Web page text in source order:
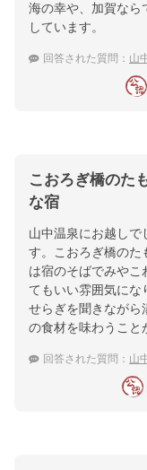
海の幸や、加賀なら
しています。
回答された質問： 山
こおろぎ橋のた
な宿
山中温泉にお越しで
す。こおろぎ橋のた
は宿のそばでみやこ
てもいい雰囲気に
せらぎを聞きながら
の食材を味わうこと
回答された質問： 山